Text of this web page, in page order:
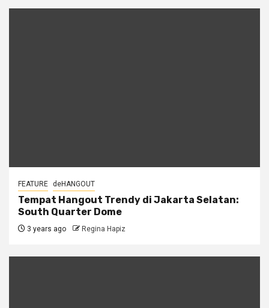
FEATURE deHANGOUT
Tempat Hangout Trendy di Jakarta Selatan:
South Quarter Dome
3 years ago Regina Hapiz